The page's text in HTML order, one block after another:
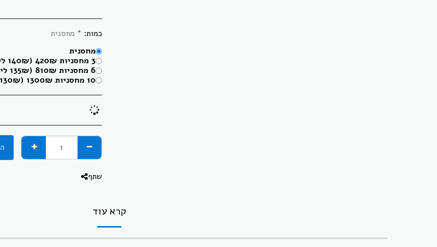
כמות: * מחסנית
מחסנית
3 מחסניות 420₪ (140₪ ליחידה)
6 מחסניות 810₪ (135₪ ליחידה)
10 מחסניות 1300₪ (130₪ ליחידה)
שתף
קרא עוד